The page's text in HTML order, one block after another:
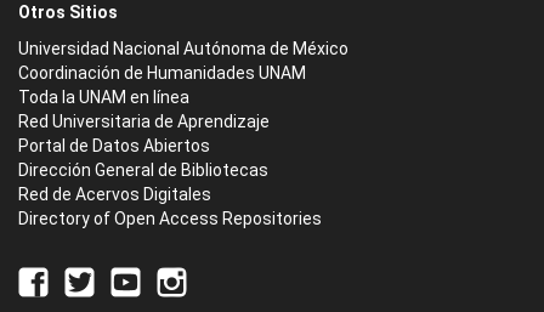
Otros Sitios
Universidad Nacional Autónoma de México
Coordinación de Humanidades UNAM
Toda la UNAM en línea
Red Universitaria de Aprendizaje
Portal de Datos Abiertos
Dirección General de Bibliotecas
Red de Acervos Digitales
Directory of Open Access Repositories